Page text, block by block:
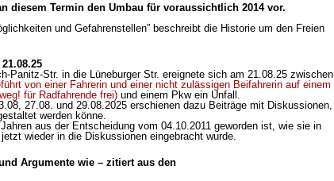
diesem Termin den Umbau für voraussichtlich 2014 vor.
und Gefahrenstellen” beschreibt die Historie um den Freien
Panitz-Str. in die Lüneburger Str. ereignete sich am 21.08.25 zwischen
von einer Fahrerin und einer nicht zulässigen Beifahrerin auf einem
für Radfahrende frei) und einem Pkw ein Unfall.
27.08. und 29.08.2025 erschienen dazu Beiträge mit Diskussionen,
werden könne.
aus der Entscheidung vom 04.10.2011 geworden ist, wie sie in
wieder in die Diskussionen eingebracht wurde.
Argumente wie – zitiert aus den